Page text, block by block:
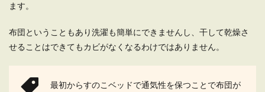
ます。
布団ということもあり洗濯も簡単にできませんし、干して乾燥さ
せることはできてもカビがなくなるわけではありません。
最初からすのこベッドで通気性を保つことで布団が